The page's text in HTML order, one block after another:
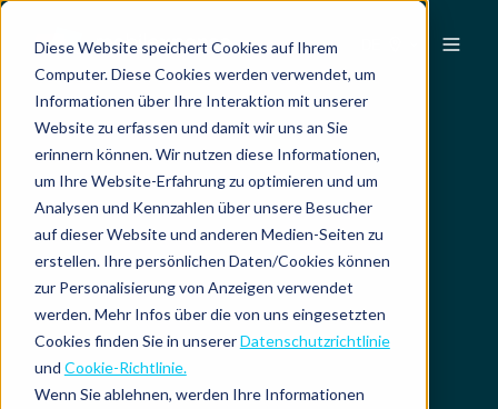
Diese Website speichert Cookies auf Ihrem
Computer. Diese Cookies werden verwendet, um
Informationen über Ihre Interaktion mit unserer
Website zu erfassen und damit wir uns an Sie
erinnern können. Wir nutzen diese Informationen,
um Ihre Website-Erfahrung zu optimieren und um
Analysen und Kennzahlen über unsere Besucher
auf dieser Website und anderen Medien-Seiten zu
erstellen. Ihre persönlichen Daten/Cookies können
zur Personalisierung von Anzeigen verwendet
werden. Mehr Infos über die von uns eingesetzten
Cookies finden Sie in unsererDatenschutzrichtlinie
und Cookie-Richtlinie.
Wenn Sie ablehnen, werden Ihre Informationen